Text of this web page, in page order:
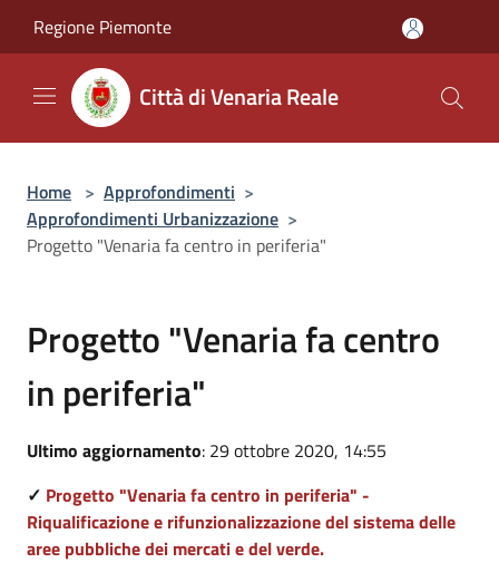
Regione Piemonte
Città di Venaria Reale
Home > Approfondimenti >
Approfondimenti Urbanizzazione >
Progetto "Venaria fa centro in periferia"
Progetto "Venaria fa centro
in periferia"
Ultimo aggiornamento: 29 ottobre 2020, 14:55
✓ Progetto "Venaria fa centro in periferia" -
Riqualificazione e rifunzionalizzazione del sistema delle
aree pubbliche dei mercati e del verde.